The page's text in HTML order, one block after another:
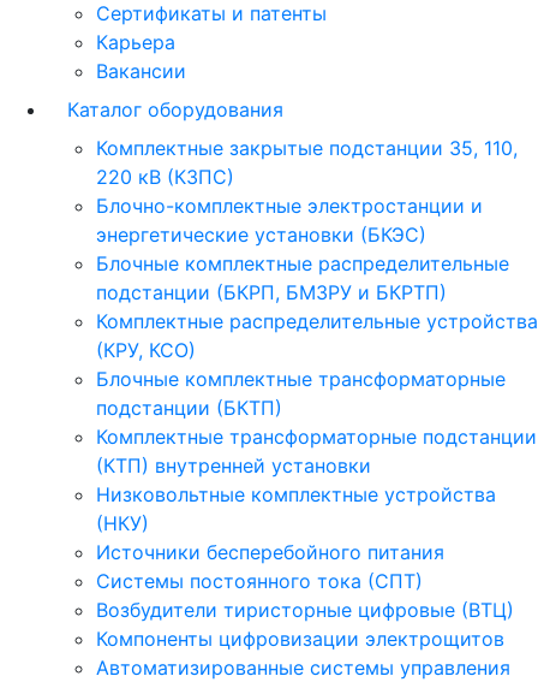
Сертификаты и патенты
Карьера
Вакансии
Каталог оборудования
Комплектные закрытые подстанции 35, 110,
220 кВ (КЗПС)
Блочно-комплектные электростанции и
энергетические установки (БКЭС)
Блочные комплектные распределительные
подстанции (БКРП, БМЗРУ и БКРТП)
Комплектные распределительные устройства
(КРУ, КСО)
Блочные комплектные трансформаторные
подстанции (БКТП)
Комплектные трансформаторные подстанции
(КТП) внутренней установки
Низковольтные комплектные устройства
(НКУ)
Источники бесперебойного питания
Системы постоянного тока (СПТ)
Возбудители тиристорные цифровые (ВТЦ)
Компоненты цифровизации электрощитов
Автоматизированные системы управления